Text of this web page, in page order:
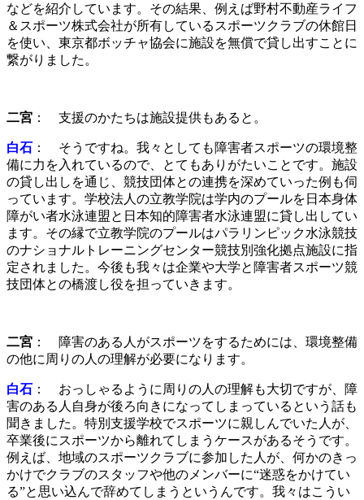
などを紹介しています。その結果、例えば野村不動産ライフ
＆スポーツ株式会社が所有しているスポーツクラブの休館日
を使い、東京都ボッチャ協会に施設を無償で貸し出すことに
繋がりました。
二宮 ： 支援のかたちは施設提供もあると。
白石 ： そうですね。我々としても障害者スポーツの環境整
備に力を入れているので、とてもありがたいことです。施設
の貸し出しを通じ、競技団体との連携を深めていった例も伺
っています。学校法人の立教学院は学内のプールを日本身体
障がい者水泳連盟と日本知的障害者水泳連盟に貸し出してい
ます。その縁で立教学院のプールはパラリンピック水泳競技
のナショナルトレーニングセンター競技別強化拠点施設に指
定されました。今後も我々は企業や大学と障害者スポーツ競
技団体との橋渡し役を担っていきます。
二宮 ： 障害のある人がスポーツをするためには、環境整備
の他に周りの人の理解が必要になります。
白石 ： おっしゃるように周りの人の理解も大切ですが、障
害のある人自身が後ろ向きになってしまっているという話も
聞きました。特別支援学校でスポーツに親しんでいた人が、
卒業後にスポーツから離れてしまうケースがあるそうです。
例えば、地域のスポーツクラブに参加した人が、何かのきっ
かけでクラブのスタッフや他のメンバーに“迷惑をかけてい
る”と思い込んで辞めてしまうというんです。我々はこうい